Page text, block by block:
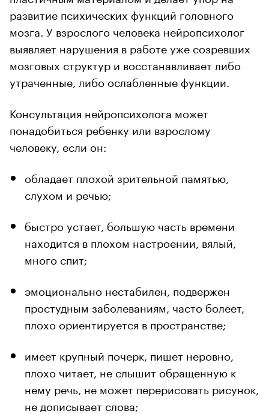
развитие психических функций головного
мозга. У взрослого человека нейропсихолог
выявляет нарушения в работе уже созревших
мозговых структур и восстанавливает либо
утраченные, либо ослабленные функции.
Консультация нейропсихолога может
понадобиться ребенку или взрослому
человеку, если он:
обладает плохой зрительной памятью,
слухом и речью;
быстро устает, большую часть времени
находится в плохом настроении, вялый,
много спит;
эмоционально нестабилен, подвержен
простудным заболеваниям, часто болеет,
плохо ориентируется в пространстве;
имеет крупный почерк, пишет неровно,
плохо читает, не слышит обращенную к
нему речь, не может перерисовать рисунок,
не дописывает слова;